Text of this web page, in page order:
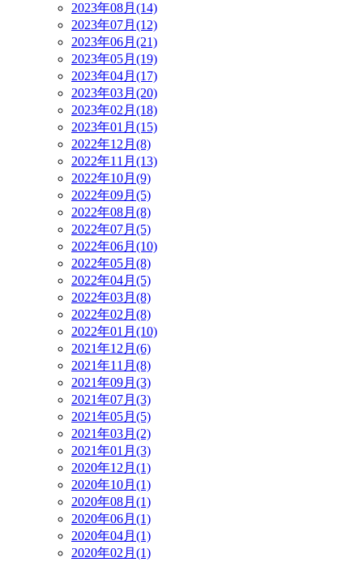
2023年08月(14)
2023年07月(12)
2023年06月(21)
2023年05月(19)
2023年04月(17)
2023年03月(20)
2023年02月(18)
2023年01月(15)
2022年12月(8)
2022年11月(13)
2022年10月(9)
2022年09月(5)
2022年08月(8)
2022年07月(5)
2022年06月(10)
2022年05月(8)
2022年04月(5)
2022年03月(8)
2022年02月(8)
2022年01月(10)
2021年12月(6)
2021年11月(8)
2021年09月(3)
2021年07月(3)
2021年05月(5)
2021年03月(2)
2021年01月(3)
2020年12月(1)
2020年10月(1)
2020年08月(1)
2020年06月(1)
2020年04月(1)
2020年02月(1)